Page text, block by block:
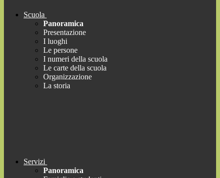
Scuola
Panoramica
Presentazione
I luoghi
Le persone
I numeri della scuola
Le carte della scuola
Organizzazione
La storia
Servizi
Panoramica